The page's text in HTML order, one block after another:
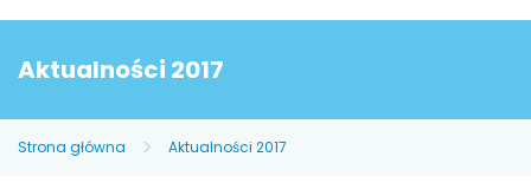
Aktualności 2017
Strona główna Aktualności 2017